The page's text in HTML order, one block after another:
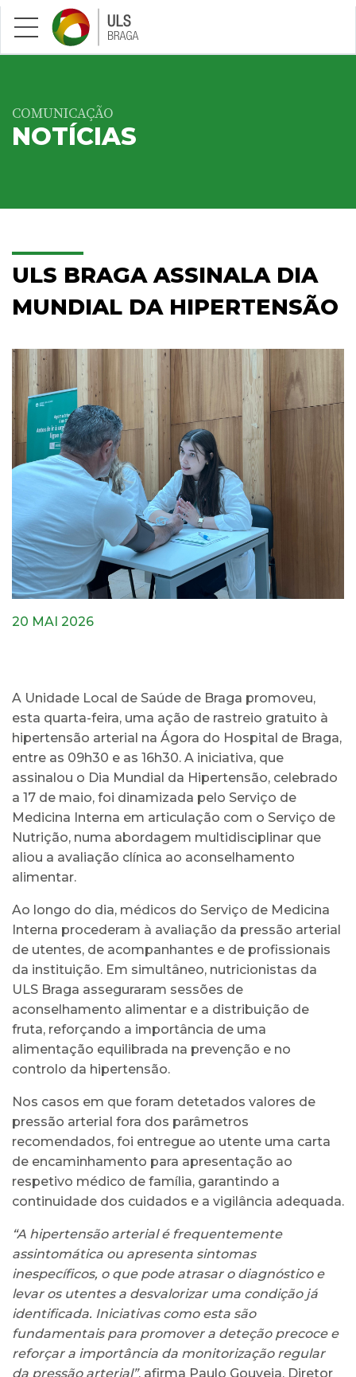
Saltar para conteúdo principal
COMUNICAÇÃO
NOTÍCIAS
ULS BRAGA ASSINALA DIA
MUNDIAL DA HIPERTENSÃO
20 MAI 2026
A Unidade Local de Saúde de Braga promoveu,
esta quarta-feira, uma ação de rastreio gratuito à
hipertensão arterial na Ágora do Hospital de Braga,
entre as 09h30 e as 16h30. A iniciativa, que
assinalou o Dia Mundial da Hipertensão, celebrado
a 17 de maio, foi dinamizada pelo Serviço de
Medicina Interna em articulação com o Serviço de
Nutrição, numa abordagem multidisciplinar que
aliou a avaliação clínica ao aconselhamento
alimentar.
Ao longo do dia, médicos do Serviço de Medicina
Interna procederam à avaliação da pressão arterial
de utentes, de acompanhantes e de profissionais
da instituição. Em simultâneo, nutricionistas da
ULS Braga asseguraram sessões de
aconselhamento alimentar e a distribuição de
fruta, reforçando a importância de uma
alimentação equilibrada na prevenção e no
controlo da hipertensão.
Nos casos em que foram detetados valores de
pressão arterial fora dos parâmetros
recomendados, foi entregue ao utente uma carta
de encaminhamento para apresentação ao
respetivo médico de família, garantindo a
continuidade dos cuidados e a vigilância adequada.
“A hipertensão arterial é frequentemente
assintomática ou apresenta sintomas
inespecíficos, o que pode atrasar o diagnóstico e
levar os utentes a desvalorizar uma condição já
identificada. Iniciativas como esta são
fundamentais para promover a deteção precoce e
reforçar a importância da monitorização regular
da pressão arterial”, afirma Paulo Gouveia, Diretor